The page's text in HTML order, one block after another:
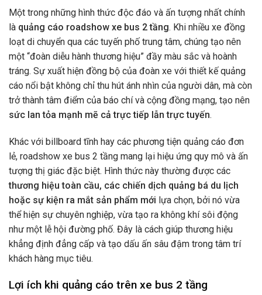
Một trong những hình thức độc đáo và ấn tượng nhất chính
là quảng cáo roadshow xe bus 2 tầng. Khi nhiều xe đồng
loạt di chuyển qua các tuyến phố trung tâm, chúng tạo nên
một “đoàn diễu hành thương hiệu” đầy màu sắc và hoành
tráng. Sự xuất hiện đồng bộ của đoàn xe với thiết kế quảng
cáo nổi bật không chỉ thu hút ánh nhìn của người dân, mà còn
trở thành tâm điểm của báo chí và cộng đồng mạng, tạo nên
sức lan tỏa mạnh mẽ cả trực tiếp lẫn trực tuyến.
Khác với billboard tĩnh hay các phương tiện quảng cáo đơn
lẻ, roadshow xe bus 2 tầng mang lại hiệu ứng quy mô và ấn
tượng thị giác đặc biệt. Hình thức này thường được các
thương hiệu toàn cầu, các chiến dịch quảng bá du lịch
hoặc sự kiện ra mắt sản phẩm mới lựa chọn, bởi nó vừa
thể hiện sự chuyên nghiệp, vừa tạo ra không khí sôi động
như một lễ hội đường phố. Đây là cách giúp thương hiệu
khẳng định đẳng cấp và tạo dấu ấn sâu đậm trong tâm trí
khách hàng mục tiêu.
Lợi ích khi quảng cáo trên xe bus 2 tầng